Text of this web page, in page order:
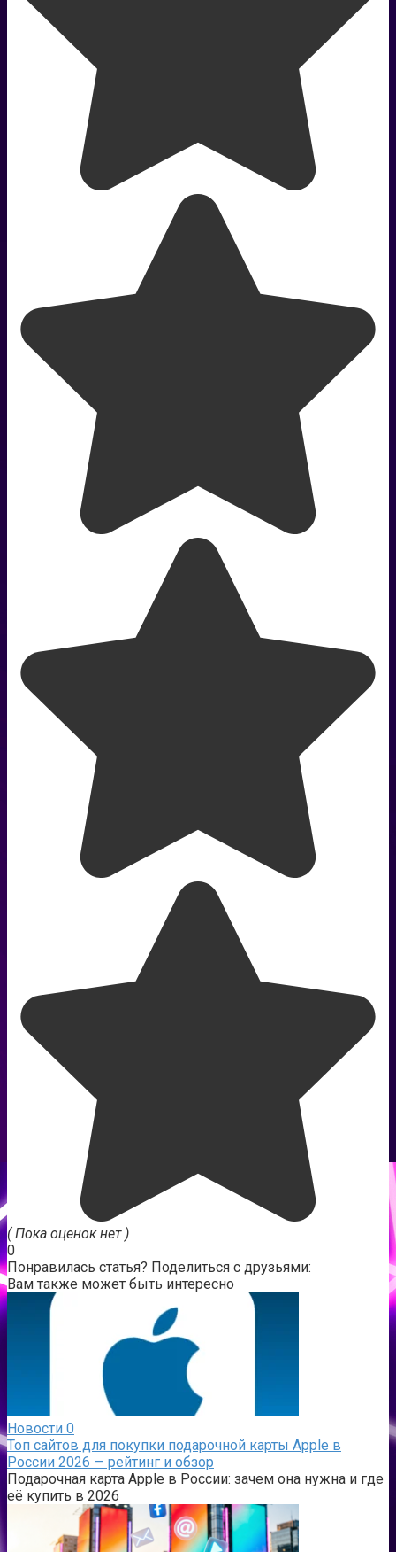
( Пока оценок нет )
0
Понравилась статья? Поделиться с друзьями:
Вам также может быть интересно
Новости 0
Топ сайтов для покупки подарочной карты Apple в
России 2026 — рейтинг и обзор
Подарочная карта Apple в России: зачем она нужна и где
её купить в 2026